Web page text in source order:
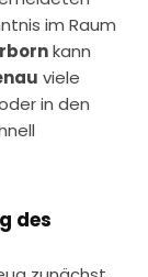
im Raum
kann
viele
in den
des